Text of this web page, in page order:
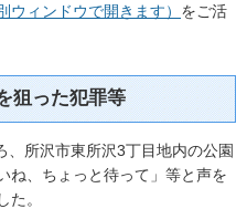
ウィンドウで開きます） をご活
狙った犯罪等
所沢市東所沢3丁目地内の公園
ね、ちょっと待って」等と声を
た。